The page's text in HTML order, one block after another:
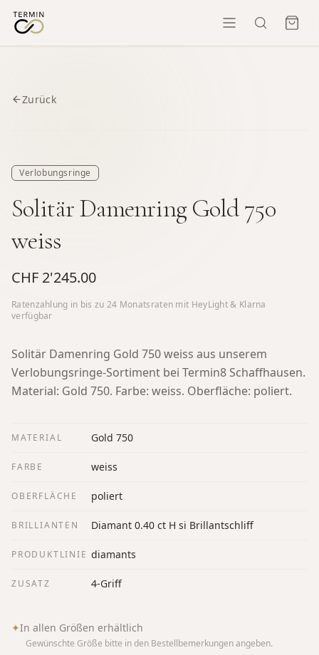
Zurück
Verlobungsringe
Solitär Damenring Gold 750
weiss
CHF 2'245.00
Ratenzahlung in bis zu 24 Monatsraten mit HeyLight & Klarna
verfügbar
Solitär Damenring Gold 750 weiss aus unserem
Verlobungsringe-Sortiment bei Termin8 Schaffhausen.
Material: Gold 750. Farbe: weiss. Oberfläche: poliert.
MATERIAL Gold 750
FARBE weiss
OBERFLÄCHE poliert
BRILLIANTEN Diamant 0.40 ct H si Brillantschliff
PRODUKTLINIE diamants
ZUSATZ 4-Griff
✦In allen Größen erhältlich
Gewünschte Größe bitte in den Bestellbemerkungen angeben.